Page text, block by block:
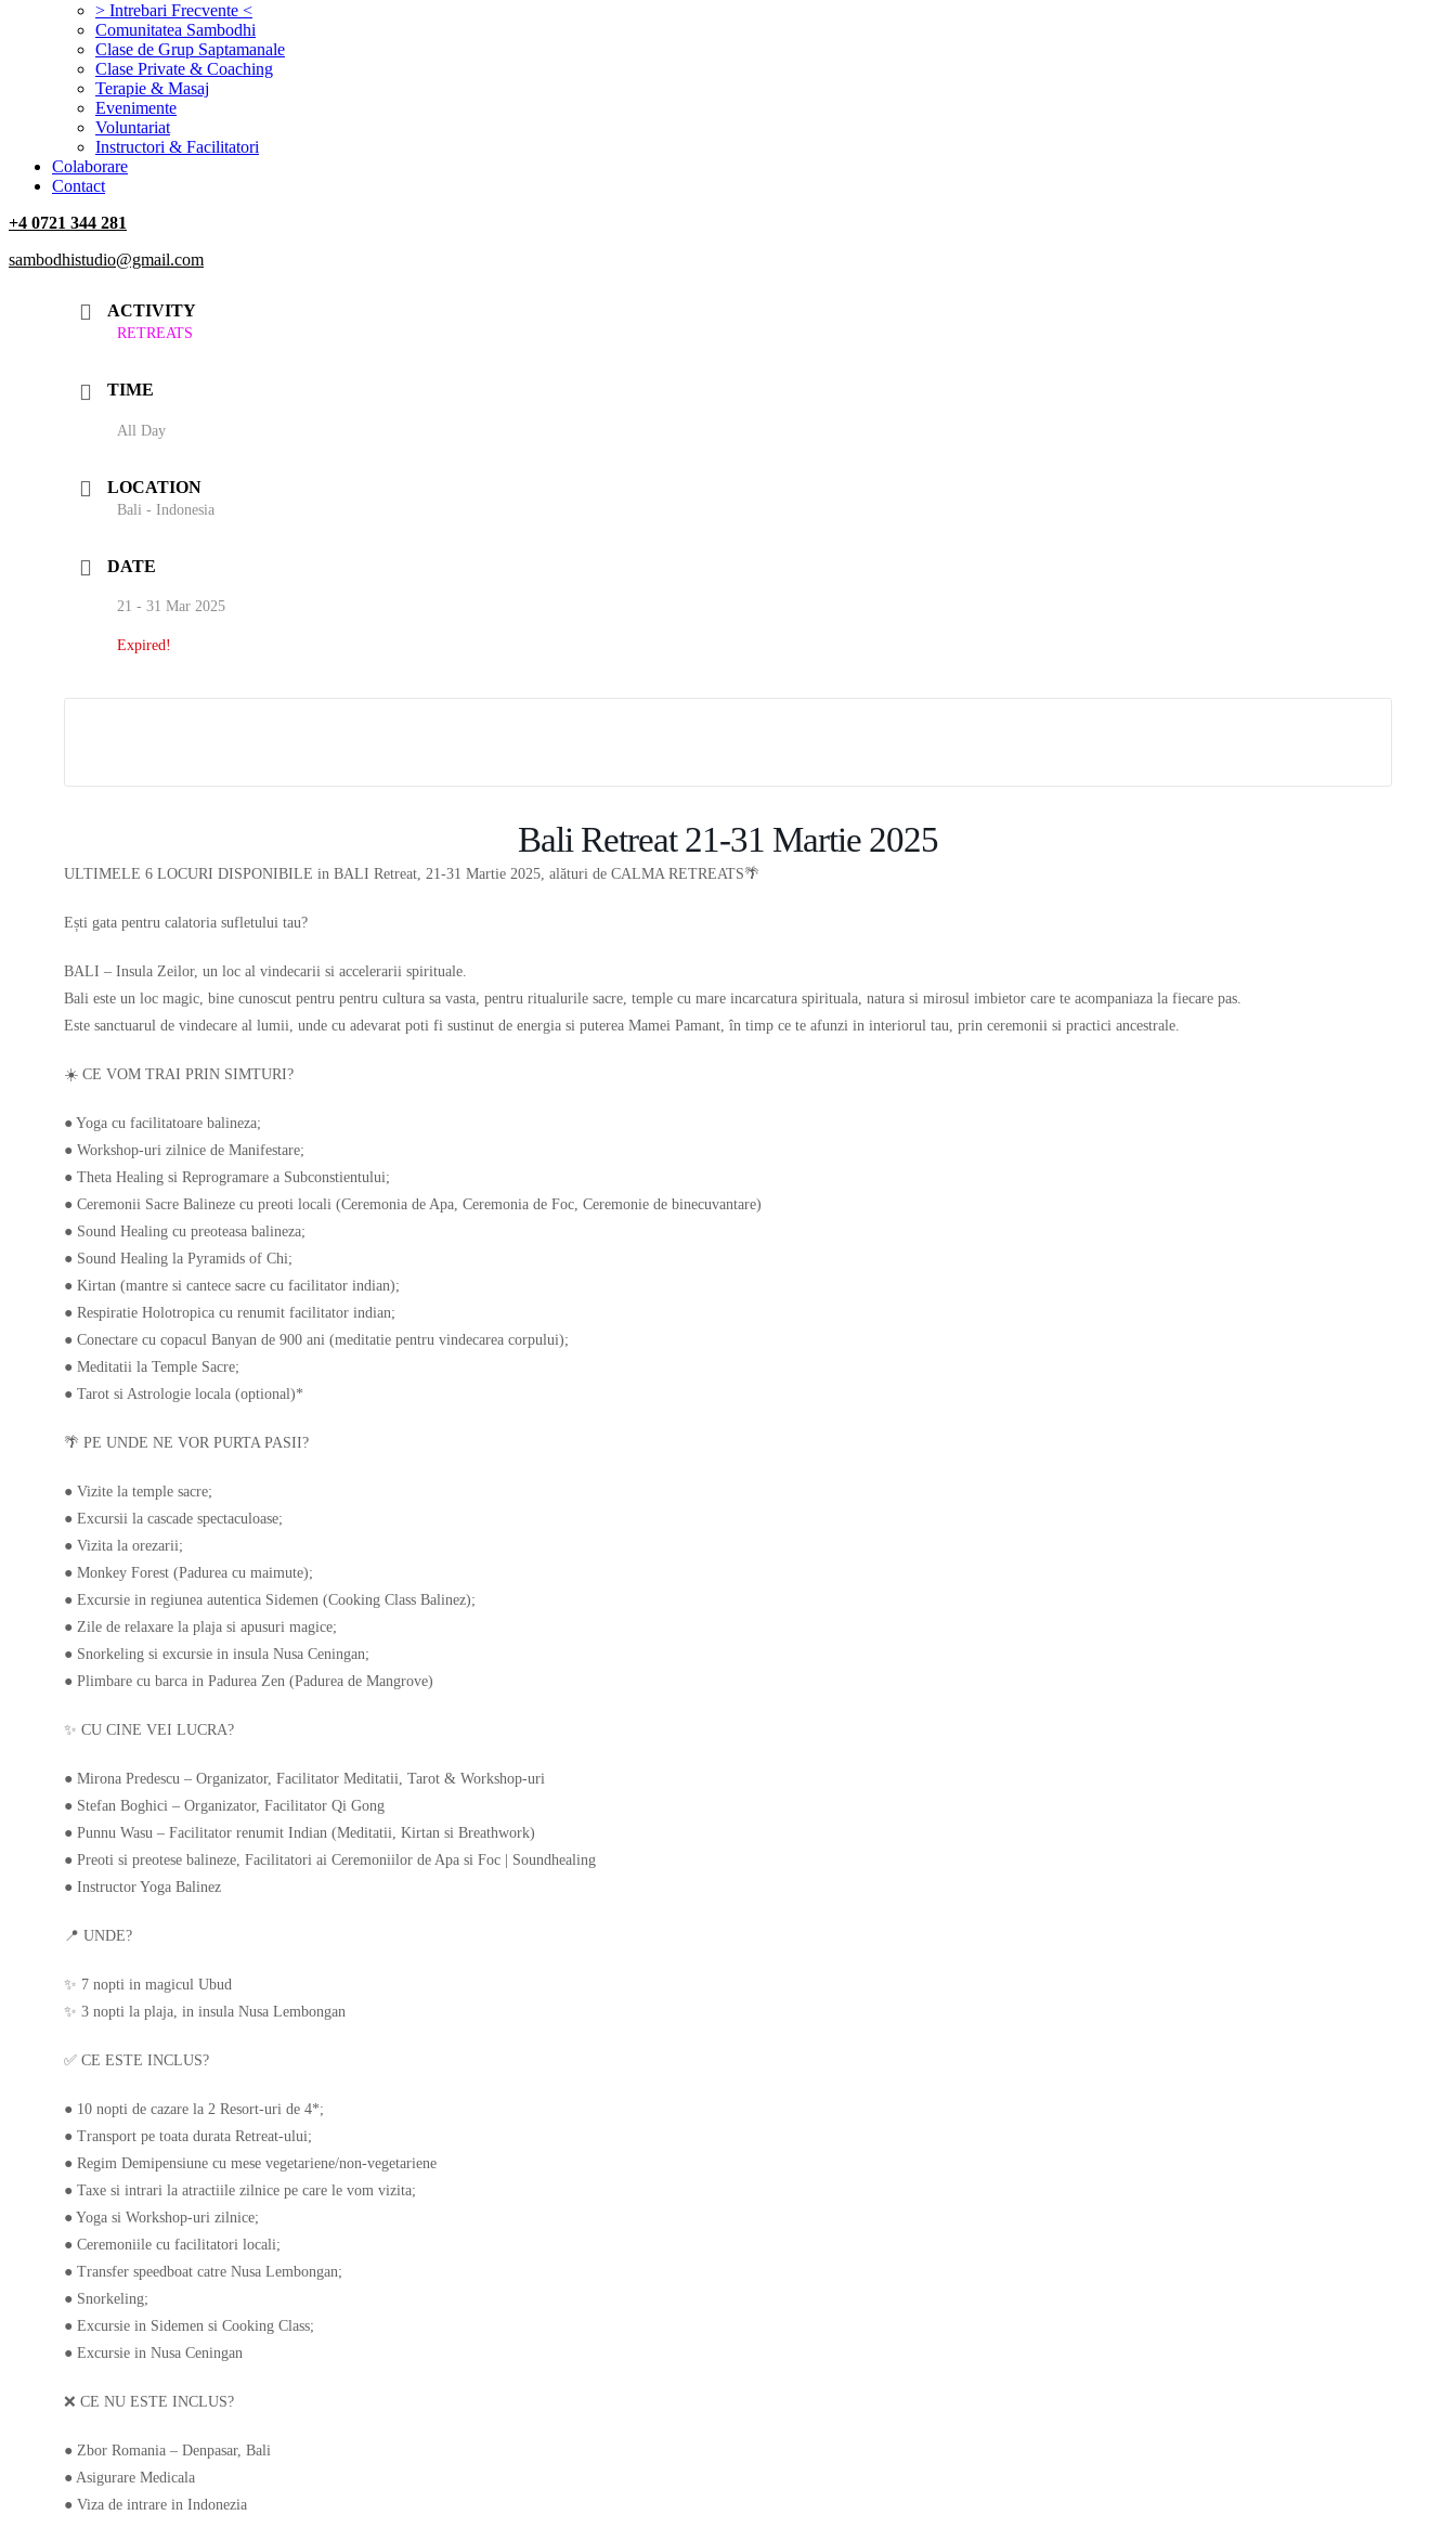
> Intrebari Frecvente <
Comunitatea Sambodhi
Clase de Grup Saptamanale
Clase Private & Coaching
Terapie & Masaj
‎Evenimente
Voluntariat
‏‏‎Instructori & Facilitatori
Colaborare
Contact
+4 0721 344 281
sambodhistudio@gmail.com
ACTIVITY
RETREATS
TIME
All Day
LOCATION
Bali - Indonesia
DATE
21 - 31 Mar 2025
Expired!
Bali Retreat 21-31 Martie 2025
ULTIMELE 6 LOCURI DISPONIBILE in BALI Retreat, 21-31 Martie 2025, alături de CALMA RETREATS🌴
Ești gata pentru calatoria sufletului tau?
BALI – Insula Zeilor, un loc al vindecarii si accelerarii spirituale.
Bali este un loc magic, bine cunoscut pentru pentru cultura sa vasta, pentru ritualurile sacre, temple cu mare incarcatura spirituala, natura si mirosul imbietor care te acompaniaza la fiecare pas.
Este sanctuarul de vindecare al lumii, unde cu adevarat poti fi sustinut de energia si puterea Mamei Pamant, în timp ce te afunzi in interiorul tau, prin ceremonii si practici ancestrale.
☀️ CE VOM TRAI PRIN SIMTURI?
● Yoga cu facilitatoare balineza;
● Workshop-uri zilnice de Manifestare;
● Theta Healing si Reprogramare a Subconstientului;
● Ceremonii Sacre Balineze cu preoti locali (Ceremonia de Apa, Ceremonia de Foc, Ceremonie de binecuvantare)
● Sound Healing cu preoteasa balineza;
● Sound Healing la Pyramids of Chi;
● Kirtan (mantre si cantece sacre cu facilitator indian);
● Respiratie Holotropica cu renumit facilitator indian;
● Conectare cu copacul Banyan de 900 ani (meditatie pentru vindecarea corpului);
● Meditatii la Temple Sacre;
● Tarot si Astrologie locala (optional)*
🌴 PE UNDE NE VOR PURTA PASII?
● Vizite la temple sacre;
● Excursii la cascade spectaculoase;
● Vizita la orezarii;
● Monkey Forest (Padurea cu maimute);
● Excursie in regiunea autentica Sidemen (Cooking Class Balinez);
● Zile de relaxare la plaja si apusuri magice;
● Snorkeling si excursie in insula Nusa Ceningan;
● Plimbare cu barca in Padurea Zen (Padurea de Mangrove)
✨️ CU CINE VEI LUCRA?
● Mirona Predescu – Organizator, Facilitator Meditatii, Tarot & Workshop-uri
● Stefan Boghici – Organizator, Facilitator Qi Gong
● Punnu Wasu – Facilitator renumit Indian (Meditatii, Kirtan si Breathwork)
● Preoti si preotese balineze, Facilitatori ai Ceremoniilor de Apa si Foc | Soundhealing
● Instructor Yoga Balinez
📍 UNDE?
✨️ 7 nopti in magicul Ubud
✨️ 3 nopti la plaja, in insula Nusa Lembongan
✅️ CE ESTE INCLUS?
● 10 nopti de cazare la 2 Resort-uri de 4*;
● Transport pe toata durata Retreat-ului;
● Regim Demipensiune cu mese vegetariene/non-vegetariene
● Taxe si intrari la atractiile zilnice pe care le vom vizita;
● Yoga si Workshop-uri zilnice;
● Ceremoniile cu facilitatori locali;
● Transfer speedboat catre Nusa Lembongan;
● Snorkeling;
● Excursie in Sidemen si Cooking Class;
● Excursie in Nusa Ceningan
❌️ CE NU ESTE INCLUS?
● Zbor Romania – Denpasar, Bali
● Asigurare Medicala
● Viza de intrare in Indonezia